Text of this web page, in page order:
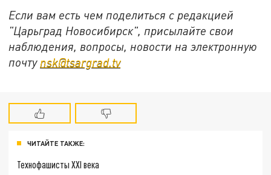
Если вам есть чем поделиться с редакцией
"Царьград Новосибирск", присылайте свои
наблюдения, вопросы, новости на электронную
почту nsk@tsargrad.tv
ЧИТАЙТЕ ТАКЖЕ:
Технофашисты XXI века